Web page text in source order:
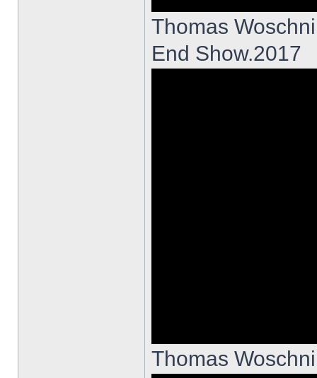
Thomas
End Show.2017
Thomas